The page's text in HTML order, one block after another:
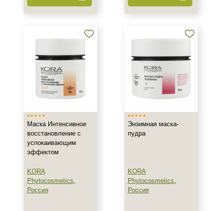
Класс косметики
Универсальная
Сухая
Возраст
После 20
После 25
Маска Интенсивное
восстановление с
успокаивающим
эффектом
KORA
Phytocosmetics,
Россия
Энзимная маска-
пудра
KORA
Phytocosmetics,
Россия